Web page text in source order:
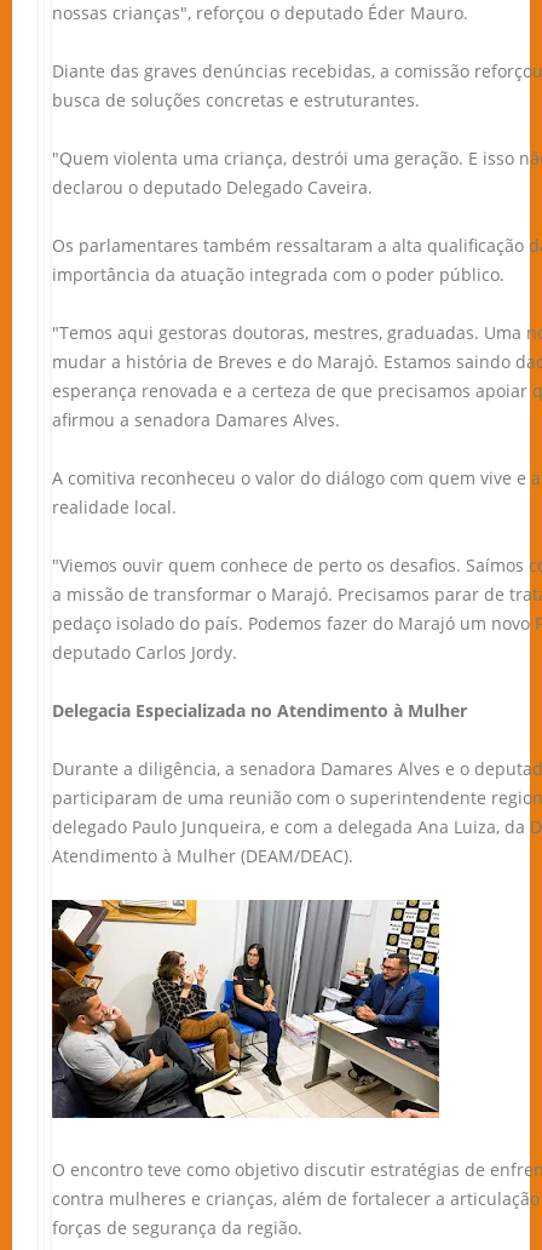
nossas crianças", reforçou o deputado Éder Mauro.
Diante das graves denúncias recebidas, a comissão
busca de soluções concretas e estruturantes.
"Quem violenta uma criança, destrói uma geração. E isso
declarou o deputado Delegado Caveira.
Os parlamentares também ressaltaram a alta qualificação
importância da atuação integrada com o poder público.
"Temos aqui gestoras doutoras, mestres, graduadas. Uma
mudar a história de Breves e do Marajó. Estamos saindo
esperança renovada e a certeza de que precisamos apoiar
afirmou a senadora Damares Alves.
A comitiva reconheceu o valor do diálogo com quem vive e
realidade local.
"Viemos ouvir quem conhece de perto os desafios. Saímos
a missão de transformar o Marajó. Precisamos parar de
pedaço isolado do país. Podemos fazer do Marajó um novo
deputado Carlos Jordy.
Delegacia Especializada no Atendimento à Mulher
Durante a diligência, a senadora Damares Alves e o
participaram de uma reunião com o superintendente
delegado Paulo Junqueira, e com a delegada Ana Luiza, da
Atendimento à Mulher (DEAM/DEAC).
O encontro teve como objetivo discutir estratégias de
contra mulheres e crianças, além de fortalecer a
forças de segurança da região.